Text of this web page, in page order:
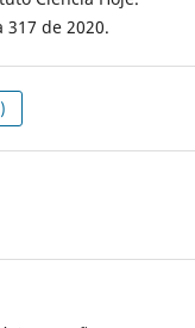
317 de 2020.